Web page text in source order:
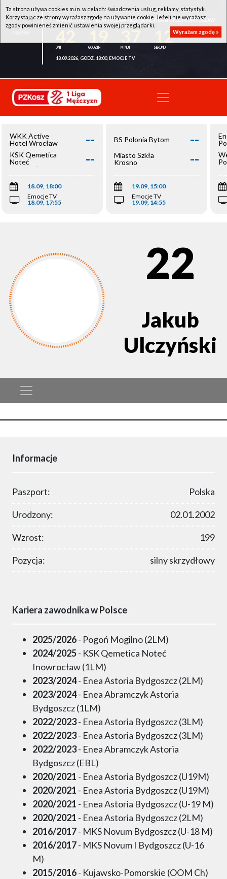
WKK ACTIVE HOTEL WROCŁAW - KSK QEMETICA NOTEĆ INOWROCŁAW
12
18.09.2026, GODZ. 18:00, EMOCJE TV
WKK Active
Hotel Wrocław
--
KSK Qemetica
Noteć
Inowrocław
--
18.09, 18:00
Emocje TV
18.09, 17:55
BS Polonia Bytom --
Miasto Szkła
Krosno
--
19.09, 15:00
Emocje TV
19.09, 14:55
22
Jakub
Ulczyński
Informacje
Paszport: Polska
Urodzony: 02.01.2002
Wzrost: 199
Pozycja: silny skrzydłowy
Kariera zawodnika w Polsce
2025/2026- Pogoń Mogilno (2LM)
2024/2025- KSK Qemetica Noteć
Inowrocław (1LM)
2023/2024- Enea Astoria Bydgoszcz (2LM)
2023/2024- Enea Abramczyk Astoria
Bydgoszcz (1LM)
2022/2023- Enea Astoria Bydgoszcz (3LM)
2022/2023- Enea Astoria Bydgoszcz (3LM)
2022/2023- Enea Abramczyk Astoria
Bydgoszcz (EBL)
2020/2021 - Enea Astoria Bydgoszcz (U19M)
2020/2021 - Enea Astoria Bydgoszcz (U19M)
2020/2021 - Enea Astoria Bydgoszcz (U-19 M)
2020/2021 - Enea Astoria Bydgoszcz (2LM)
2016/2017- MKS Novum Bydgoszcz (U-18 M)
2016/2017- MKS Novum I Bydgoszcz (U-16
M)
2015/2016- Kujawsko-Pomorskie (OOM Ch)
Ta strona używa cookies m.in. w celach: świadczenia usług, reklamy, statystyk.
Korzystając ze strony wyrażasz zgodę na używanie cookie. Jeżeli nie wyrażasz
zgody powinieneś zmienić ustawienia swojej przeglądarki.
Wyrażam zgodę »